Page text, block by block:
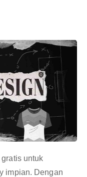
untuk
impian. Dengan